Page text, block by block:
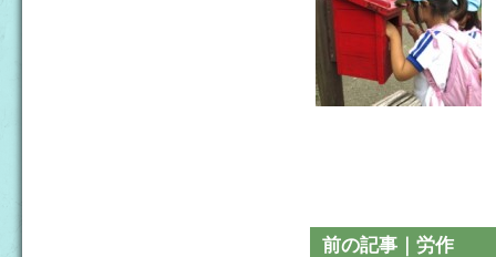
前の記事｜労作